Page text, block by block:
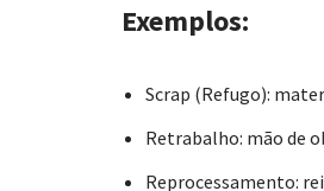
Exemplos:
Scrap (Refugo):
Retrabalho: mão de
Reprocessamento: